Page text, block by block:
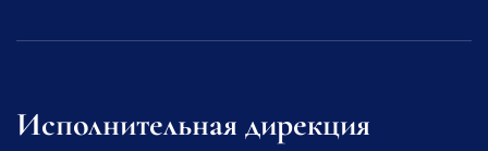
Исполнительная дирекция